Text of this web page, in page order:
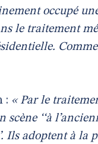
occupé
le traitement
: « Par le
scène ‘‘à
Ils adoptent à la